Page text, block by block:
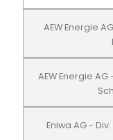
AEW Energie
AEW Energie
Eniwa AG -